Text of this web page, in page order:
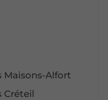
Maisons-Alfort
Créteil